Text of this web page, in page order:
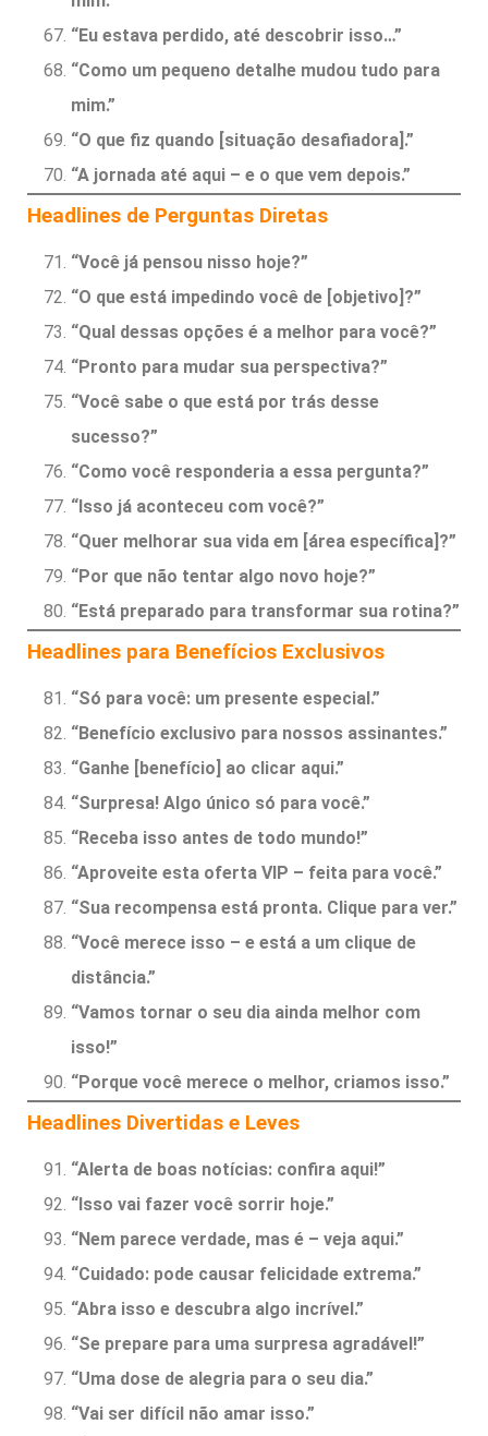
“Eu estava perdido, até descobrir isso…”
“Como um pequeno detalhe mudou tudo para
mim.”
“O que fiz quando [situação desafiadora].”
“A jornada até aqui – e o que vem depois.”
Headlines de Perguntas Diretas
“Você já pensou nisso hoje?”
“O que está impedindo você de [objetivo]?”
“Qual dessas opções é a melhor para você?”
“Pronto para mudar sua perspectiva?”
“Você sabe o que está por trás desse
sucesso?”
“Como você responderia a essa pergunta?”
“Isso já aconteceu com você?”
“Quer melhorar sua vida em [área específica]?”
“Por que não tentar algo novo hoje?”
“Está preparado para transformar sua rotina?”
Headlines para Benefícios Exclusivos
“Só para você: um presente especial.”
“Benefício exclusivo para nossos assinantes.”
“Ganhe [benefício] ao clicar aqui.”
“Surpresa! Algo único só para você.”
“Receba isso antes de todo mundo!”
“Aproveite esta oferta VIP – feita para você.”
“Sua recompensa está pronta. Clique para ver.”
“Você merece isso – e está a um clique de
distância.”
“Vamos tornar o seu dia ainda melhor com
isso!”
“Porque você merece o melhor, criamos isso.”
Headlines Divertidas e Leves
“Alerta de boas notícias: confira aqui!”
“Isso vai fazer você sorrir hoje.”
“Nem parece verdade, mas é – veja aqui.”
“Cuidado: pode causar felicidade extrema.”
“Abra isso e descubra algo incrível.”
“Se prepare para uma surpresa agradável!”
“Uma dose de alegria para o seu dia.”
“Vai ser difícil não amar isso.”